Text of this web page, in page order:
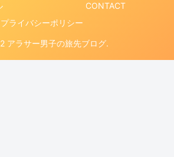
CONTACT
プライバシーポリシー
アラサー男子の旅先ブログ.